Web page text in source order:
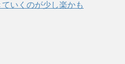
ていくのが少し楽かも